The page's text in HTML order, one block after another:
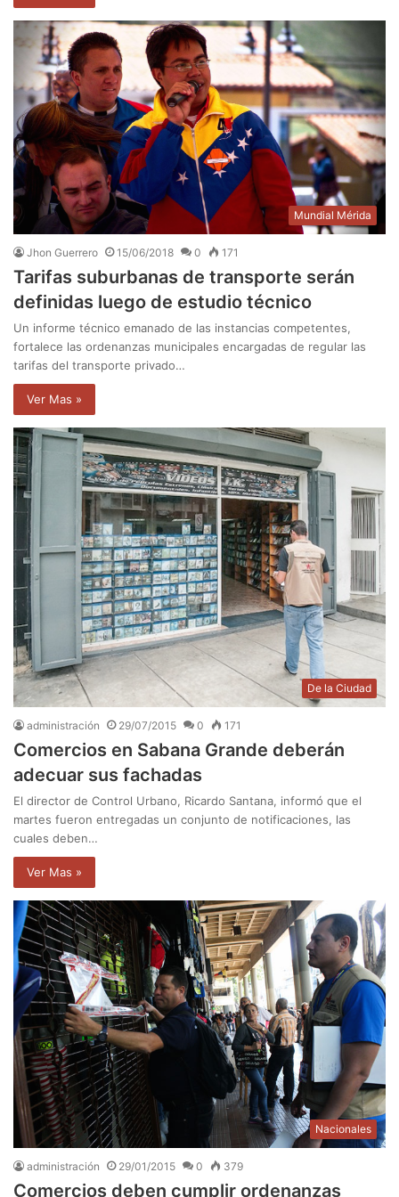
Mundial Mérida
Jhon Guerrero 15/06/2018 0 171
Tarifas suburbanas de transporte serán
definidas luego de estudio técnico
Un informe técnico emanado de las instancias competentes,
fortalece las ordenanzas municipales encargadas de regular las
tarifas del transporte privado…
Ver Mas »
De la Ciudad
administración 29/07/2015 0 171
Comercios en Sabana Grande deberán
adecuar sus fachadas
El director de Control Urbano, Ricardo Santana, informó que el
martes fueron entregadas un conjunto de notificaciones, las
cuales deben…
Ver Mas »
Nacionales
administración 29/01/2015 0 379
Comercios deben cumplir ordenanzas